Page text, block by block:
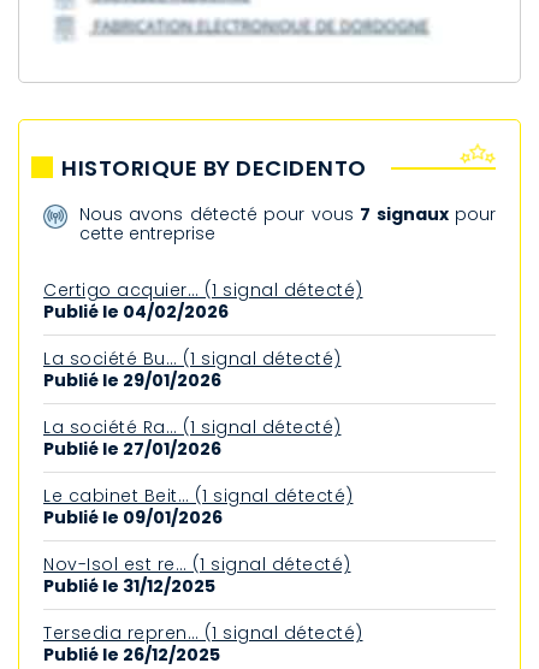
HISTORIQUE BY DECIDENTO
Nous avons détecté pour vous 7 signauxpour
cette entreprise
Certigo acquier… (1 signal détecté)
Publié le 04/02/2026
La société Bu… (1 signal détecté)
Publié le 29/01/2026
La société Ra… (1 signal détecté)
Publié le 27/01/2026
Le cabinet Beit… (1 signal détecté)
Publié le 09/01/2026
Nov-Isol est re… (1 signal détecté)
Publié le 31/12/2025
Tersedia repren… (1 signal détecté)
Publié le 26/12/2025